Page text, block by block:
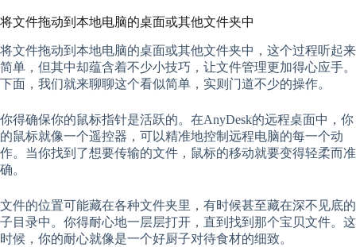
将文件拖动到本地电脑的桌面或其他文件夹中
将文件拖动到本地电脑的桌面或其他文件夹中，这个过程听起来
简单，但其中却蕴含着不少小技巧，让文件管理更加得心应手。
下面，我们就来聊聊这个看似简单，实则门道不少的操作。
你得确保你的鼠标指针是活跃的。在AnyDesk的远程桌面中，你
的鼠标就像一个遥控器，可以精准地控制远程电脑的每一个动
作。当你找到了想要传输的文件，鼠标的移动就要变得轻柔而准
确。
文件的位置可能藏在各种文件夹里，有时候甚至藏在深不见底的
子目录中。你得耐心地一层层打开，直到找到那个宝贝文件。这
时候，你的耐心就像是一个好厨子对待食材的细致。